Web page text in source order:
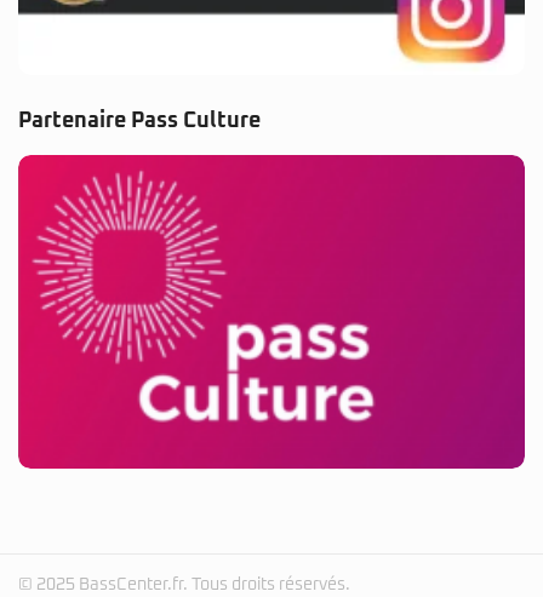
Partenaire Pass Culture
© 2025 BassCenter.fr. Tous droits réservés.